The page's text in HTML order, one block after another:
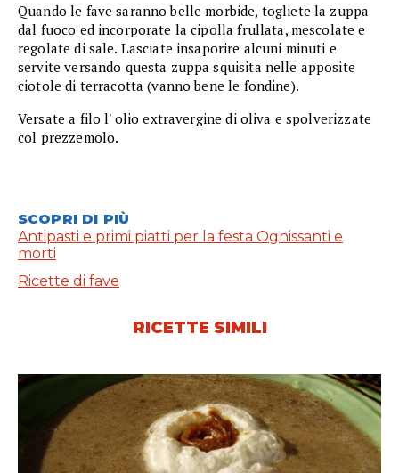
Quando le fave saranno belle morbide, togliete la zuppa
dal fuoco ed incorporate la cipolla frullata, mescolate e
regolate di sale. Lasciate insaporire alcuni minuti e
servite versando questa zuppa squisita nelle apposite
ciotole di terracotta (vanno bene le fondine).
Versate a filo l' olio extravergine di oliva e spolverizzate
col prezzemolo.
SCOPRI DI PIÙ
Antipasti e primi piatti per la festa Ognissanti e
morti
Ricette di fave
RICETTE SIMILI